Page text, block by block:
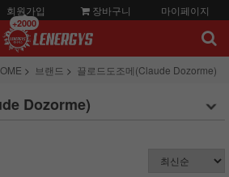
회원가입
+2000
장바구니 마이페이지
브랜드 끌로드도조메(Claude Dozorme)
Dozorme)